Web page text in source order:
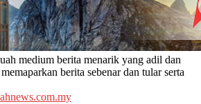
medium berita menarik yang adil dan
berita sebenar dan tular serta